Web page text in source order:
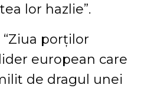
lor hazlie”.
porţilor
european care
de dragul unei